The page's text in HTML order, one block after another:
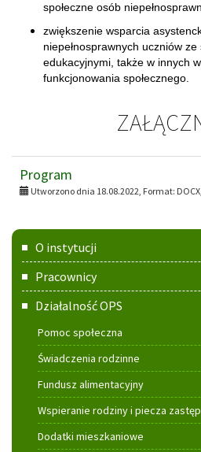
społeczne osób
zwiększenie wsparcia
niepełnosprawnych uczniów
edukacyjnymi, także w innych
funkcjonowania społecznego.
Program
Utworzono dnia 18.08.2022, Format: DOCX
Menu
główne
O instytucji
Pracownicy
Działalność OPS
Pomoc społeczna
Świadczenia rodzinne
Fundusz alimentacyjny
Wspieranie rodziny i piecza
Dodatki mieszkaniowe